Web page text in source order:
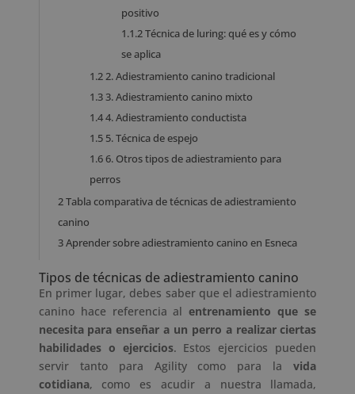
positivo
1.1.2Técnica de luring: qué es y cómo
se aplica
1.22. Adiestramiento canino tradicional
1.33. Adiestramiento canino mixto
1.44. Adiestramiento conductista
1.55. Técnica de espejo
1.66. Otros tipos de adiestramiento para
perros
2Tabla comparativa de técnicas de adiestramiento
canino
3Aprender sobre adiestramiento canino en Esneca
Tipos de técnicas de adiestramiento canino
En primer lugar, debes saber que el adiestramiento
canino hace referencia alentrenamiento que se
necesita para enseñar a un perro a realizar ciertas
habilidades o ejercicios. Estos ejercicios pueden
servir tanto para Agility como para lavida
cotidiana, como es acudir a nuestra llamada,